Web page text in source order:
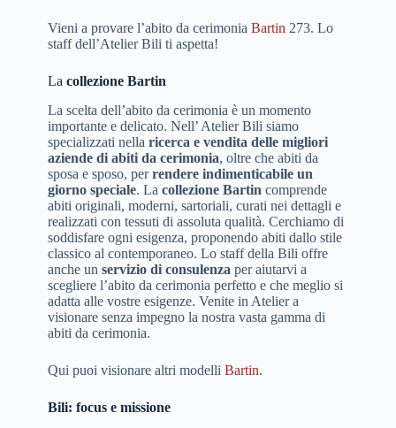
Vieni a provare l’abito da cerimonia Bartin273. Lo
staff dell’Atelier Bili ti aspetta!
La collezione Bartin
La scelta dell’abito da cerimonia è un momento
importante e delicato. Nell’ Atelier Bili siamo
specializzati nella ricerca e vendita delle migliori
aziende di abiti da cerimonia, oltre che abiti da
sposa e sposo, perrendere indimenticabile un
giorno speciale. La collezione Bartin comprende
abiti originali, moderni, sartoriali, curati nei dettagli e
realizzati con tessuti di assoluta qualità. Cerchiamo di
soddisfare ogni esigenza, proponendo abiti dallo stile
classico al contemporaneo. Lo staff della Bili offre
anche un servizio di consulenza per aiutarvi a
scegliere l’abito da cerimonia perfetto e che meglio si
adatta alle vostre esigenze. Venite in Atelier a
visionare senza impegno la nostra vasta gamma di
abiti da cerimonia.
Qui puoi visionare altri modelli Bartin.
Bili: focus e missione